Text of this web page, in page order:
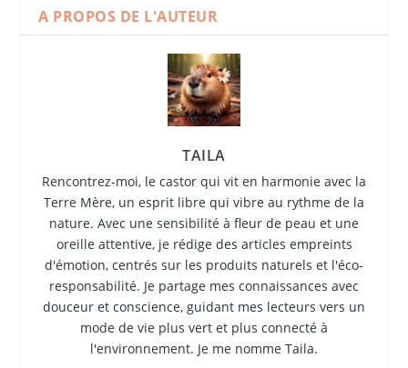
A PROPOS DE L'AUTEUR
TAILA
Rencontrez-moi, le castor qui vit en harmonie avec la
Terre Mère, un esprit libre qui vibre au rythme de la
nature. Avec une sensibilité à fleur de peau et une
oreille attentive, je rédige des articles empreints
d'émotion, centrés sur les produits naturels et l'éco-
responsabilité. Je partage mes connaissances avec
douceur et conscience, guidant mes lecteurs vers un
mode de vie plus vert et plus connecté à
l'environnement. Je me nomme Taila.